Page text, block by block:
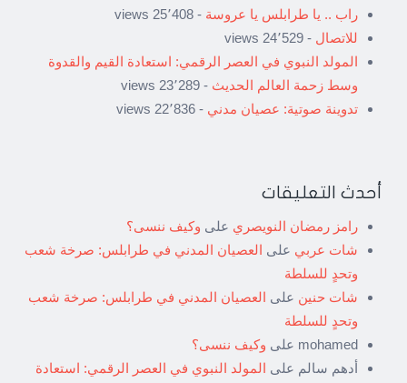
راب .. يا طرابلس يا عروسة - 25٬408 views
للاتصال - 24٬529 views
المولد النبوي في العصر الرقمي: استعادة القيم والقدوة
وسط زحمة العالم الحديث - 23٬289 views
تدوينة صوتية: عصيان مدني - 22٬836 views
أحدث التعليقات
رامز رمضان النويصري على وكيف ننسى؟
شات عربي على العصيان المدني في طرابلس: صرخة شعب
وتحدٍ للسلطة
شات حنين على العصيان المدني في طرابلس: صرخة شعب
وتحدٍ للسلطة
mohamed على وكيف ننسى؟
أدهم سالم على المولد النبوي في العصر الرقمي: استعادة